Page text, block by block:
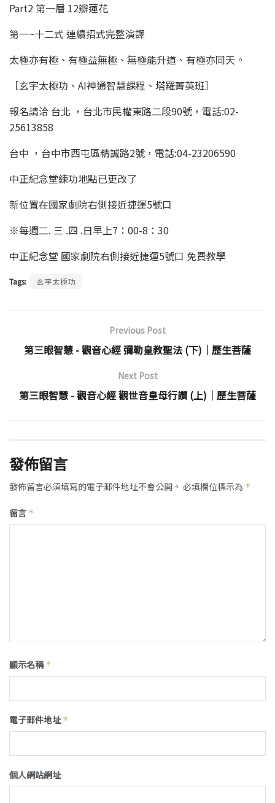
Part2 第一層 12瓣蓮花
第一~十二式 連續招式完整演譯
太極亦有極、有極益無極、無極能升道、有極亦同天。
［玄宇太極功、AI神通智慧課程、塔羅菁英班］
報名請洽 台北 ，台北市民權東路二段90號，電話:02-
25613858
台中 ，台中市西屯區精誠路2號，電話:04-23206590
中正紀念堂練功地點已更改了
新位置在國家劇院右側接近捷運5號口
※每週二. 三 .四 .日早上7：00-8：30
中正紀念堂 國家劇院右側接近捷運5號口 免費教學
Tags: 玄宇太極功
Previous Post
第三眼智慧 - 觀音心經 彌勒皇教聖法 (下)│歷生菩薩
Next Post
第三眼智慧 - 觀音心經 觀世音皇母行讚 (上)│歷生菩薩
發佈留言
發佈留言必須填寫的電子郵件地址不會公開。 必填欄位標示為 *
留言 *
顯示名稱*
電子郵件地址*
個人網站網址